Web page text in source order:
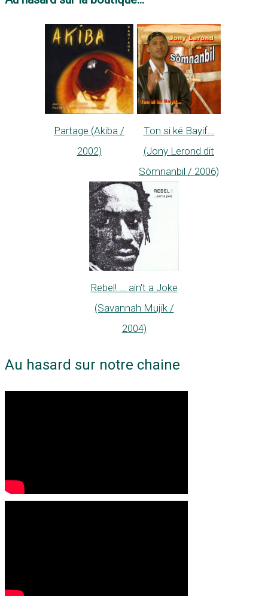
Partage (Akiba /
2002)
Ton si ké Bayif...
(Jony Lerond dit
Sòmnanbil / 2006)
Rebel! ... ain't a Joke
(Savannah Mujik /
2004)
Au hasard sur notre chaine